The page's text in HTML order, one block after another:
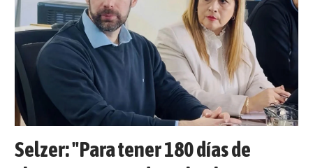
Selzer: "Para tener 180 días de